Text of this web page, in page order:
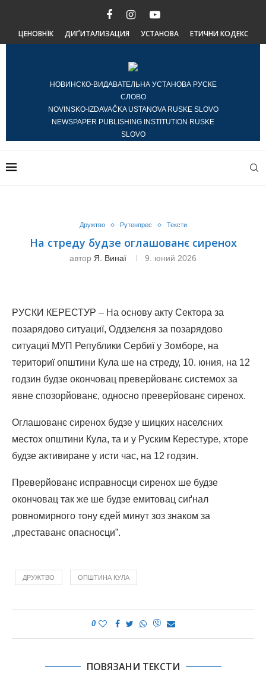
ЦЕНОВНЇК ДИҐИТАЛИЗАЦИЯ УСТАНОВА ЕТИЧНИ КОДЕКС
НОВИНСКО-ВИДАВАТЕЛЬНА УСТАНОВА РУСКЕ
СЛОВО
NOVINSKO-IZDAVAČKA USTANOVA RUSKE SLOVO
NEWSPAPER PUBLISHING INSTITUTION RUSKE
SLOVO
Дружтво Рутенпрес Тексти
На стреду будзе оглашованє сиренох
автор Я. Винаї 9. юний 2026
РУСКИ КЕРЕСТУР – На основу акту Сектора за
позарядово ситуациї, Оддзелєня за позарядово
ситуациї МУП Републики Сербиї у Зомборе, на
териториї општини Кула ше на стреду, 10. юния, на 12
годзин будзе окончовац преверйованє системох за
явне спозорйованє, односно преверйованє сиренох.
Оглашованє сиренох будзе у шицких населєних
местох општини Кула, та и у Руским Керестуре, хторе
будзе активиране у исти час, на 12 годзин.
Преверйованє исправносци сиренох ше будзе
окончовац так же ше будзе емитовац сиґнал
ровномирного тону єдей минут зоз знаком за
„преставанє опасносци”.
ДРУЖТВО ОПШТИНА КУЛА
0
ПОВЯЗАНИ ТЕКСТИ